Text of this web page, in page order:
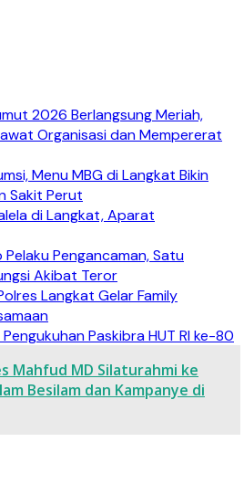
2026 Berlangsung Meriah,
Organisasi dan Mempererat
Menu MBG di Langkat Bikin
Sakit Perut
di Langkat, Aparat
Pengancaman, Satu
Akibat Teror
Langkat Gelar Family
Paskibra HUT RI ke-80
Mahfud MD Silaturahmi ke
Besilam dan Kampanye di